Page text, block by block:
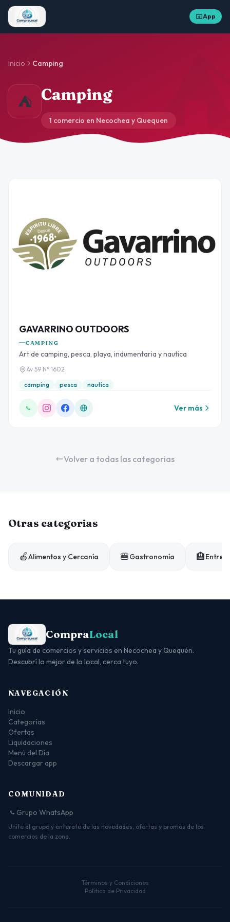
App
Inicio Camping
⛺ Camping
1 comercio en Necochea y Quequen
GAVARRINO OUTDOORS
CAMPING
Art de camping, pesca, playa, indumentaria y nautica
Av 59 N° 1602
camping
pesca nautica
Ver más
Volver a todas las categorias
Otras categorias
🍎Alimentos y Cercanía 🍔Gastronomía 🏨
CompraLocal
Tu guía de comercios y servicios en Necochea y Quequén.
Descubrí lo mejor de lo local, cerca tuyo.
NAVEGACIÓN
Inicio
Categorías
Ofertas
Liquidaciones
Menú del Día
Descargar app
COMUNIDAD
Grupo WhatsApp
Unite al grupo y enterate de las novedades, ofertas y promos de los
comercios de la zona.
Términos y Condiciones
Política de Privacidad